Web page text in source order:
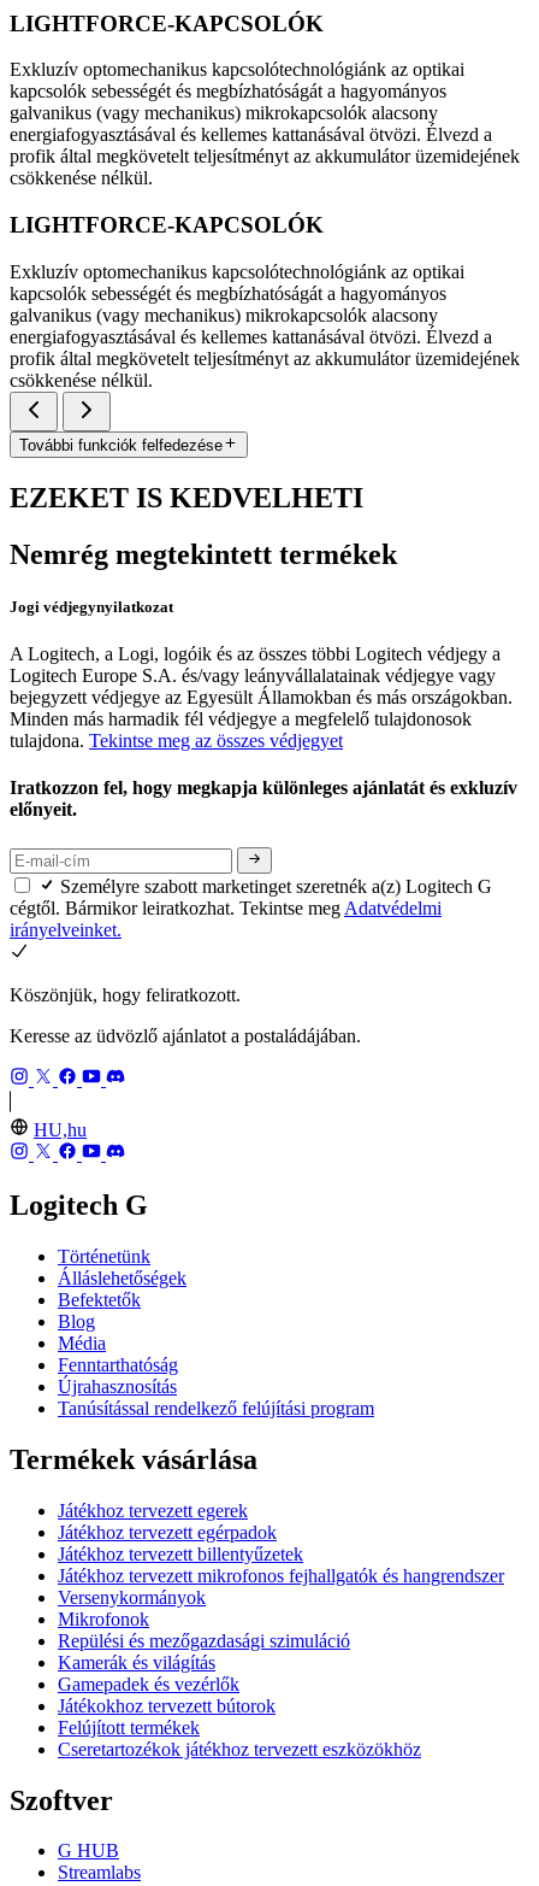
LIGHTFORCE-KAPCSOLÓK
Exkluzív optomechanikus kapcsolótechnológiánk az optikai
kapcsolók sebességét és megbízhatóságát a hagyományos
galvanikus (vagy mechanikus) mikrokapcsolók alacsony
energiafogyasztásával és kellemes kattanásával ötvözi. Élvezd a
profik által megkövetelt teljesítményt az akkumulátor üzemidejének
csökkenése nélkül.
LIGHTFORCE-KAPCSOLÓK
Exkluzív optomechanikus kapcsolótechnológiánk az optikai
kapcsolók sebességét és megbízhatóságát a hagyományos
galvanikus (vagy mechanikus) mikrokapcsolók alacsony
energiafogyasztásával és kellemes kattanásával ötvözi. Élvezd a
profik által megkövetelt teljesítményt az akkumulátor üzemidejének
csökkenése nélkül.
További funkciók felfedezése
EZEKET IS KEDVELHETI
Nemrég megtekintett termékek
Jogi védjegynyilatkozat
A Logitech, a Logi, logóik és az összes többi Logitech védjegy a
Logitech Europe S.A. és/vagy leányvállalatainak védjegye vagy
bejegyzett védjegye az Egyesült Államokban és más országokban.
Minden más harmadik fél védjegye a megfelelő tulajdonosok
tulajdona. Tekintse meg az összes védjegyet
Iratkozzon fel, hogy megkapja különleges ajánlatát és exkluzív
előnyeit.
Személyre szabott marketinget szeretnék a(z) Logitech G
cégtől. Bármikor leiratkozhat. Tekintse meg Adatvédelmi
irányelveinket.
Köszönjük, hogy feliratkozott.
Keresse az üdvözlő ajánlatot a postaládájában.
HU,hu
Logitech G
Történetünk
Álláslehetőségek
Befektetők
Blog
Média
Fenntarthatóság
Újrahasznosítás
Tanúsítással rendelkező felújítási program
Termékek vásárlása
Játékhoz tervezett egerek
Játékhoz tervezett egérpadok
Játékhoz tervezett billentyűzetek
Játékhoz tervezett mikrofonos fejhallgatók és hangrendszer
Versenykormányok
Mikrofonok
Repülési és mezőgazdasági szimuláció
Kamerák és világítás
Gamepadek és vezérlők
Játékokhoz tervezett bútorok
Felújított termékek
Cseretartozékok játékhoz tervezett eszközökhöz
Szoftver
G HUB
Streamlabs